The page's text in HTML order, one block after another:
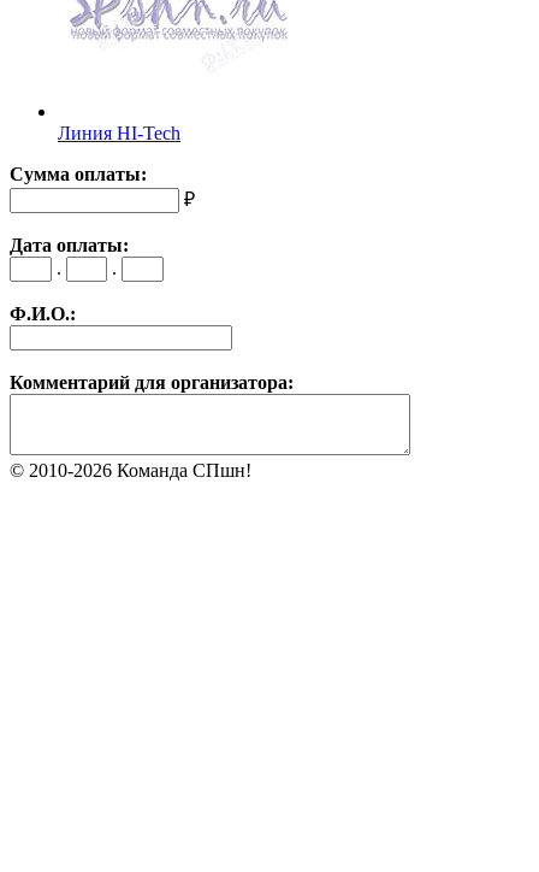
Линия HI-Tech
Сумма оплаты:
₽
Дата оплаты:
.
.
Ф.И.О.:
Комментарий для организатора:
© 2010-2026 Команда СПшн!